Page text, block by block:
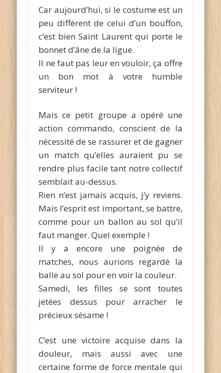
Car aujourd’hui, si le costume est un
peu différent de celui d’un bouffon,
c’est bien Saint Laurent qui porte le
bonnet d’âne de la ligue.
Il ne faut pas leur en vouloir, ça offre
un bon mot à votre humble
serviteur !
Mais ce petit groupe a opéré une
action commando, conscient de la
nécessité de se rassurer et de gagner
un match qu’elles auraient pu se
rendre plus facile tant notre collectif
semblait au-dessus.
Rien n’est jamais acquis, j’y reviens.
Mais l’esprit est important, se battre,
comme pour un ballon au sol qu’il
faut manger. Quel exemple !
Il y a encore une poignée de
matches, nous aurions regardé la
balle au sol pour en voir la couleur.
Samedi, les filles se sont toutes
jetées dessus pour arracher le
précieux sésame !
C’est une victoire acquise dans la
douleur, mais aussi avec une
certaine forme de force mentale qui